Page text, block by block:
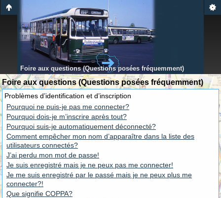
Foire aux questions (Questions posées fréquemment)
Foire aux questions (Questions posées fréquemment)
Problèmes d’identification et d’inscription
Pourquoi ne puis-je pas me connecter?
Pourquoi dois-je m’inscrire après tout?
Pourquoi suis-je automatiquement déconnecté?
Comment empêcher mon nom d’apparaître dans la liste des
utilisateurs connectés?
J’ai perdu mon mot de passe!
Je suis enregistré mais je ne peux pas me connecter!
Je me suis enregistré par le passé mais je ne peux plus me
connecter?!
Que signifie COPPA?